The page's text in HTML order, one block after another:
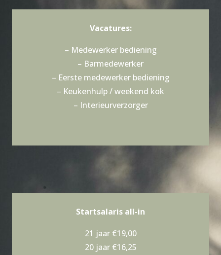
Vacatures:
– Medewerker bediening
– Barmedewerker
– Eerste medewerker bediening
– Keukenhulp / weekend kok
– Interieurverzorger
Startsalaris all-in
21 jaar €19,00
20 jaar €16,25